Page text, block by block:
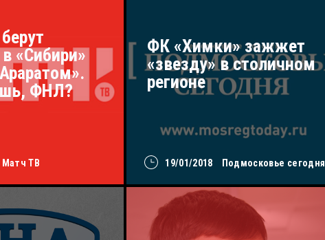
Матч ТВ
«Сибири»
ФНЛ?
19/01/2018 Подмосковье сегодня
ФК «Химки» зажжет
«звезду» в столичном
регионе